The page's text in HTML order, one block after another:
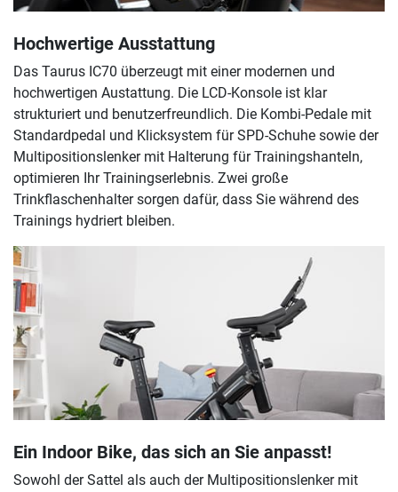
Hochwertige Ausstattung
Das Taurus IC70 überzeugt mit einer modernen und
hochwertigen Austattung. Die LCD-Konsole ist klar
strukturiert und benutzerfreundlich. Die Kombi-Pedale mit
Standardpedal und Klicksystem für SPD-Schuhe sowie der
Multipositionslenker mit Halterung für Trainingshanteln,
optimieren Ihr Trainingserlebnis. Zwei große
Trinkflaschenhalter sorgen dafür, dass Sie während des
Trainings hydriert bleiben.
Ein Indoor Bike, das sich an Sie anpasst!
Sowohl der Sattel als auch der Multipositionslenker mit